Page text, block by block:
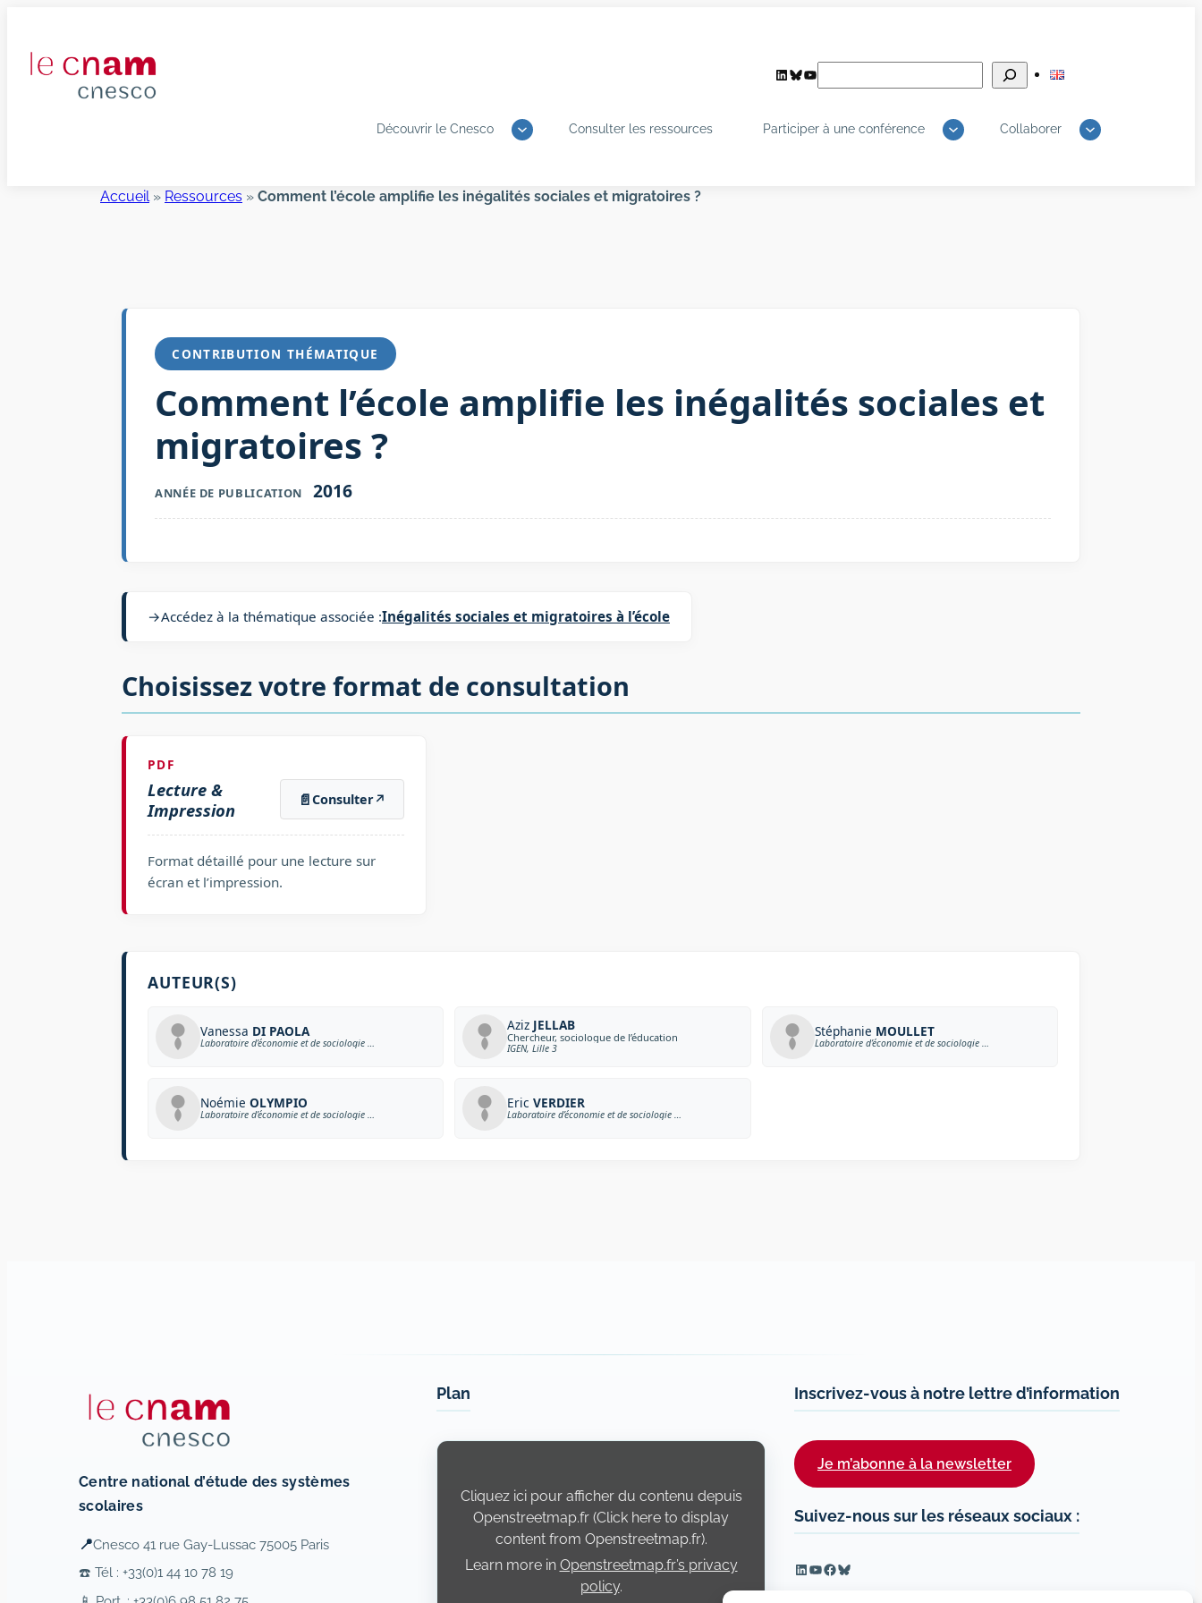
contenu
LinkedIn
Bluesky
YouTube
Découvrir le Cnesco Consulter les ressources Participer à une conférence Collaborer
Accueil» Ressources » Comment l’école amplifie les inégalités sociales et migratoires ?
CONTRIBUTION THÉMATIQUE
Comment l’école amplifie les inégalités sociales et
migratoires ?
ANNÉE DE PUBLICATION 2016
→Accédez à la thématique associée :Inégalités sociales et migratoires à l’école
Choisissez votre format de consultation
PDF
Lecture &
Impression
📄Consulter↗
Format détaillé pour une lecture sur
écran et l’impression.
AUTEUR(S)
Vanessa DI PAOLA
Laboratoire d’économie et de sociologie du travail, Aix-Marseille Université et CNRS
Aziz JELLAB
Chercheur, sociologue de l’éducation
IGEN, Lille 3
Stéphanie MOULLET
Laboratoire d’économie et de sociologie du travail, Aix-Marseille Université et CNRS
Noémie OLYMPIO
Laboratoire d’économie et de sociologie du travail, Aix-Marseille Université et CNRS
Eric VERDIER
Laboratoire d’économie et de sociologie du travail, Aix-Marseille Université et CNRS
Centre national d’étude des systèmes
scolaires
📍Cnesco 41 rue Gay-Lussac 75005 Paris
☎️ Tél : +33(0)1 44 10 78 19
Plan
Display
Openstreetmap.fr
Cliquez ici pour afficher du contenu depuis
Openstreetmap.fr (Click here to display
content from Openstreetmap.fr).
Learn more in Openstreetmap.fr’s privacy
policy.
Inscrivez-vous à notre lettre d’information
Je m’abonne à la newsletter
Suivez-nous sur les réseaux sociaux :
LinkedIn
YouTube
Facebook
Bluesky